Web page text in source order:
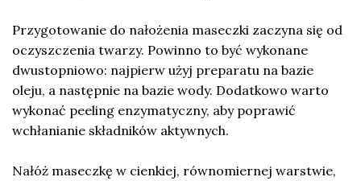
Przygotowanie do nałożenia maseczki zaczyna się od
oczyszczenia twarzy. Powinno to być wykonane
dwustopniowo: najpierw użyj preparatu na bazie
oleju, a następnie na bazie wody. Dodatkowo warto
wykonać peeling enzymatyczny, aby poprawić
wchłanianie składników aktywnych.
Nałóż maseczkę w cienkiej, równomiernej warstwie,